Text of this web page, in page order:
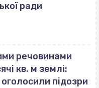
ради
речовинами
кв. м землі:
підозри